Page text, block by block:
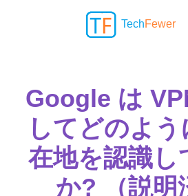
TechFewer
Google は
してどのよ
在地を認識し
か? （説明